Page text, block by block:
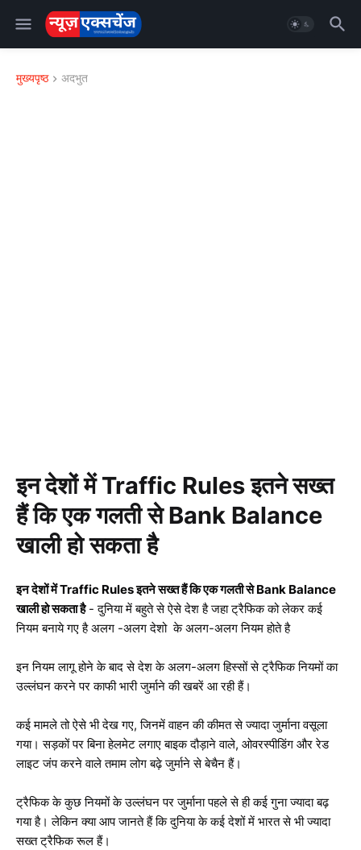
मुख्यपृष्ठ अदभुत
इन देशों में Traffic Rules इतने सख्त
हैं कि एक गलती से Bank Balance
खाली हो सकता है
इन देशों में Traffic Rules इतने सख्त हैं कि एक गलती से Bank Balance
खाली हो सकता है- दुनिया में बहुते से ऐसे देश है जहा ट्रैफिक को लेकर कई
नियम बनाये गए है अलग -अलग देशो के अलग-अलग नियम होते है
इन नियम लागू होने के बाद से देश के अलग-अलग हिस्सों से ट्रैफिक नियमों का
उल्लंघन करने पर काफी भारी जुर्माने की खबरें आ रही हैं।
कई मामले तो ऐसे भी देख गए, जिनमें वाहन की कीमत से ज्यादा जुर्माना वसूला
गया। सड़कों पर बिना हेलमेट लगाए बाइक दौड़ाने वाले, ओवरस्पीडिंग और रेड
लाइट जंप करने वाले तमाम लोग बढ़े जुर्माने से बेचैन हैं।
ट्रैफिक के कुछ नियमों के उल्लंघन पर जुर्माना पहले से ही कई गुना ज्यादा बढ़
गया है। लेकिन क्या आप जानते हैं कि दुनिया के कई देशों में भारत से भी ज्यादा
सख्त ट्रैफिक रूल हैं।